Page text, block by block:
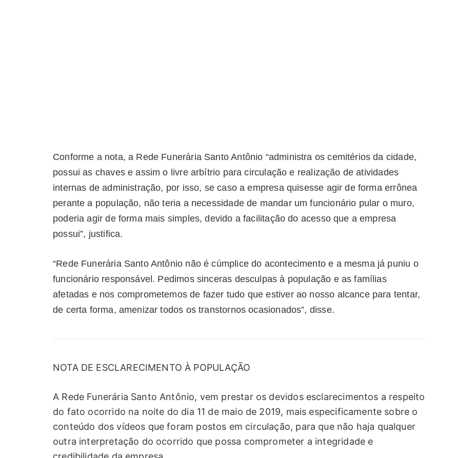
Conforme a nota, a Rede Funerária Santo Antônio “administra os cemitérios da cidade,
possui as chaves e assim o livre arbítrio para circulação e realização de atividades
internas de administração, por isso, se caso a empresa quisesse agir de forma errônea
perante a população, não teria a necessidade de mandar um funcionário pular o muro,
poderia agir de forma mais simples, devido a facilitação do acesso que a empresa
possui”, justifica.
“Rede Funerária Santo Antônio não é cúmplice do acontecimento e a mesma já puniu o
funcionário responsável. Pedimos sinceras desculpas à população e as famílias
afetadas e nos comprometemos de fazer tudo que estiver ao nosso alcance para tentar,
de certa forma, amenizar todos os transtornos ocasionados”, disse.
NOTA DE ESCLARECIMENTO À POPULAÇÃO
A Rede Funerária Santo Antônio, vem prestar os devidos esclarecimentos a respeito
do fato ocorrido na noite do dia 11 de maio de 2019, mais especificamente sobre o
conteúdo dos vídeos que foram postos em circulação, para que não haja qualquer
outra interpretação do ocorrido que possa comprometer a integridade e